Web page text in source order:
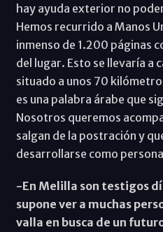
hay ayuda exterior no
Hemos recurrido a Manos
inmenso de 1.200 páginas
del lugar. Esto se llevaría a
situado a unos 70
es una palabra árabe que
Nosotros queremos
salgan de la postración y
desarrollarse como
-En Melilla son testigos
supone ver a muchas
valla en busca de un